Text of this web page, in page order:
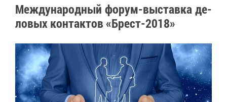
Меж­ду­на­род­ный фо­рум-вы­став­ка де­
ло­вых кон­так­тов «Брест-2018»